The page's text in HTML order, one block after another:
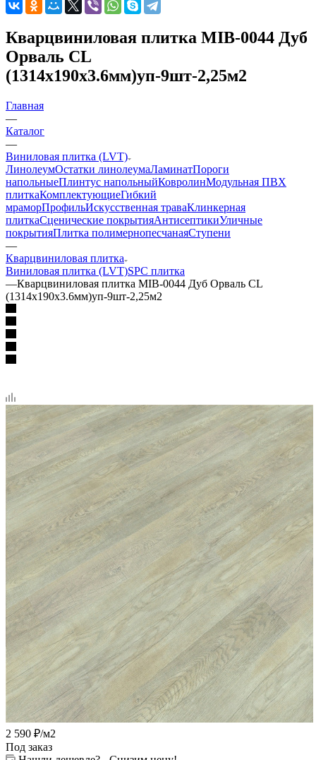
Кварцвиниловая плитка MIB-0044 Дуб
Орваль CL
(1314х190х3.6мм)уп-9шт-2,25м2
Главная
—
Каталог
—
Виниловая плитка (LVT)
ЛинолеумОстатки линолеумаЛаминатПороги
напольныеПлинтус напольныйКовролинМодульная ПВХ
плиткаКомплектующиеГибкий
мраморПрофильИскусственная траваКлинкерная
плиткаСценические покрытияАнтисептикиУличные
покрытияПлитка полимернопесчанаяСтупени
—
Кварцвиниловая плитка
Виниловая плитка (LVT)SPC плитка
—Кварцвиниловая плитка MIB-0044 Дуб Орваль CL
(1314х190х3.6мм)уп-9шт-2,25м2
2 590 ₽/м2
Под заказ